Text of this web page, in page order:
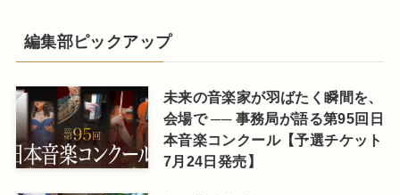
編集部ピックアップ
未来の音楽家が羽ばたく瞬間を、
会場で ── 事務局が語る第95回日
本音楽コンクール【予選チケット
7月24日発売】